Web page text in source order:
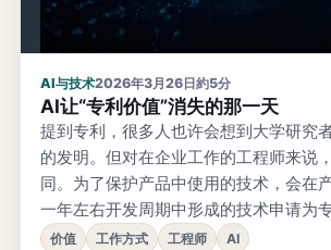
AI与技术2026年3月26日約5分
AI让“专利价值”消失的那一天
提到专利，很多人也许会想到大学研究
的发明。但对在企业工作的工程师来说
同。为了保护产品中使用的技术，会在
一年左右开发周期中形成的技术申请为
种宣告：“这是我们的技术”。过去的专利
价值 工作方式 工程师 AI